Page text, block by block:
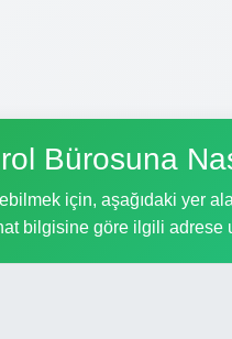
Bürosuna
için, aşağıdaki yer
bilgisine göre ilgili adrese